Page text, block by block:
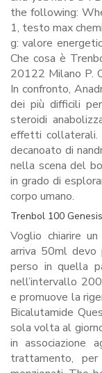
the following:
1, testo max
g: valore
Che cosa è
20122 Milano P.
In confronto,
dei più difficili
steroidi
effetti collaterali.
decanoato di
nella scena del
in grado di
corpo umano.
Trenbol 100
Voglio chiarire
arriva 50ml devo
perso in quella
nell’intervallo
e promuove la
Bicalutamide
sola volta al
in associazione
trattamento,